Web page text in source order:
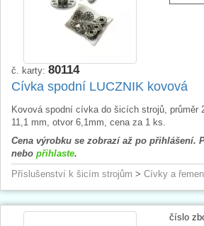
č. karty: 80114
Cívka spodní LUCZNIK kovová
Kovová spodní cívka do šicích strojů, průměr
11,1 mm, otvor 6,1mm, cena za 1 ks.
Cena výrobku se zobrazí až po přihlášení.
nebo přihlaste.
Příslušenství k šicím strojům > Cívky a
číslo